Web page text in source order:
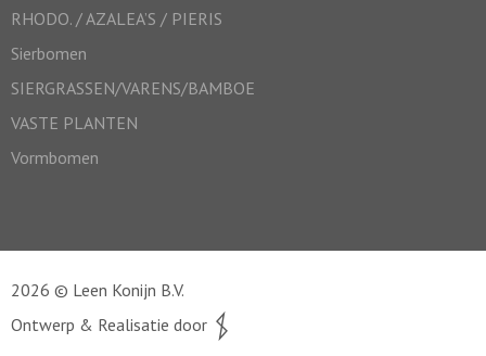
RHODO. / AZALEA’S / PIERIS
Sierbomen
SIERGRASSEN/VARENS/BAMBOE
VASTE PLANTEN
Vormbomen
2026 © Leen Konijn B.V.
Ontwerp & Realisatie door